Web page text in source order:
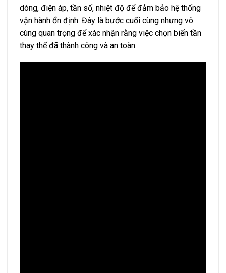
dòng, điện áp, tần số, nhiệt độ để đảm bảo hệ thống
vận hành ổn định. Đây là bước cuối cùng nhưng vô
cùng quan trọng để xác nhận rằng việc chọn biến tần
thay thế đã thành công và an toàn.